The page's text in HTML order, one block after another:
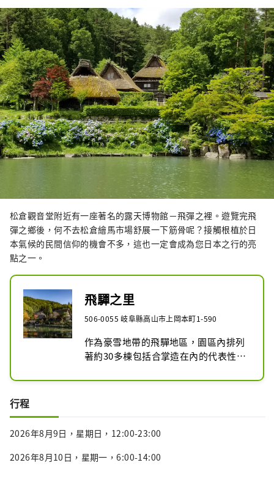
松倉觀音堂附近有一座著名的露天博物館－飛彈之裡。遊覽完飛
彈之鄉後，何不去松倉繪馬市場舒展一下筋骨呢？接觸根植於日
本氣候的民間信仰的機會不多，這也一定會成為您日本之行的亮
點之一。
飛驒之里
506-0055 岐阜縣高山市上岡本町1-590
作為豪雪地帶的飛驒地區，園區內排列
著約30多棟包括合掌造在內的代表性民
館。各民家展示眾多農村生活用具，並
動。
行程
2026年8月9日，星期日，12:00-23:00
2026年8月10日，星期一，6:00-14:00